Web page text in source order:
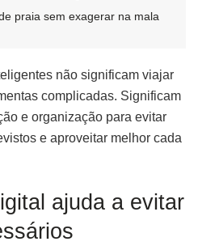
praia sem exagerar na mala
não significam viajar
complicadas. Significam
e organização para evitar
e aproveitar melhor cada
ajuda a evitar